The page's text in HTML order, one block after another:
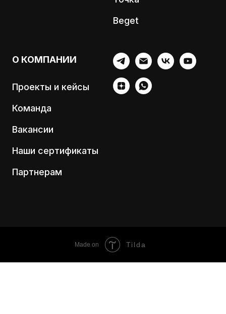
Beget
О КОМПАНИИ
Проекты и кейсы
Команда
Вакансии
Наши сертификаты
Партнерам
Made on Tilda